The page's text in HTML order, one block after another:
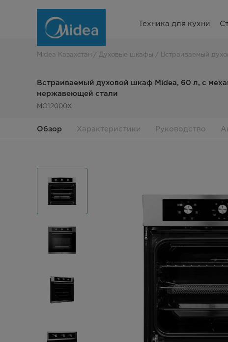
Встраиваемый
духовой
Техника для кухни
Midea Казахстан Духовые шкафы Встраиваемый
Встраиваемый духовой шкаф Midea, 60 л, с
нержавеющей стали
MO12000X
Обзор Характеристики Руководство